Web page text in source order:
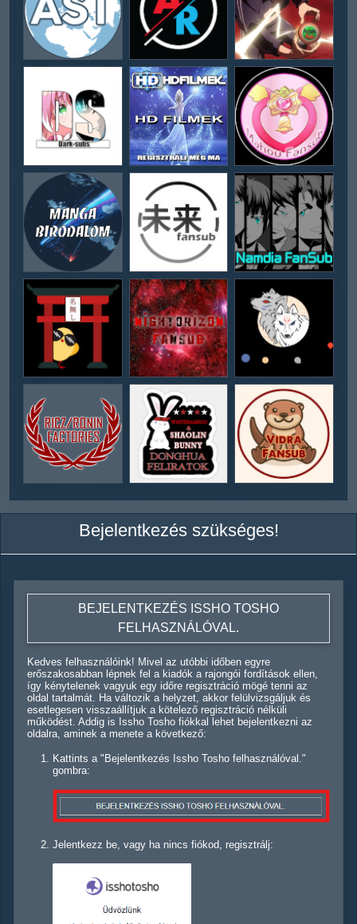
Bejelentkezés szükséges!
BEJELENTKEZÉS ISSHO TOSHO
FELHASZNÁLÓVAL.
Kedves felhasználóink! Mivel az utóbbi időben egyre
erőszakosabban lépnek fel a kiadók a rajongói fordítások ellen,
így kénytelenek vagyuk egy időre regisztráció mögé tenni az
oldal tartalmát. Ha változik a helyzet, akkor felülvizsgáljuk és
esetlegesen visszaállítjuk a kötelező regisztráció nélküli
működést. Addig is Issho Tosho fiókkal lehet bejelentkezni az
oldalra, aminek a menete a következő:
Kattints a "Bejelentkezés Issho Tosho felhasználóval."
gombra:
Jelentkezz be, vagy ha nincs fiókod, regisztrálj: